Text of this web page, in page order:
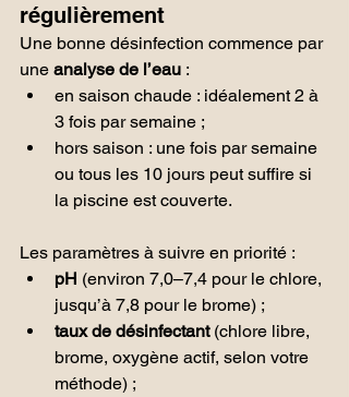
régulièrement
Une bonne désinfection commence par
une analyse de l’eau :
en saison chaude : idéalement 2 à
3 fois par semaine ;
hors saison : une fois par semaine
ou tous les 10 jours peut suffire si
la piscine est couverte.
Les paramètres à suivre en priorité :
pH (environ 7,0–7,4 pour le chlore,
jusqu’à 7,8 pour le brome) ;
taux de désinfectant (chlore libre,
brome, oxygène actif, selon votre
méthode) ;